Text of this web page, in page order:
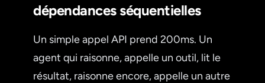
dépendances séquentielles
Un simple appel API prend 200ms. Un
agent qui raisonne, appelle un outil, lit le
résultat, raisonne encore, appelle un autre